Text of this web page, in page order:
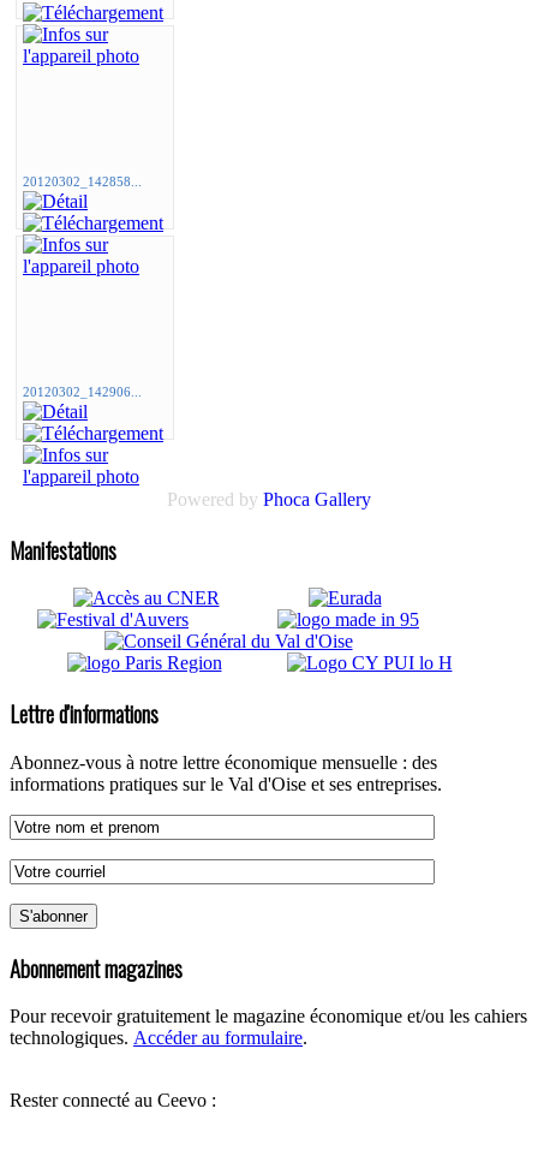
20120302_142858...
20120302_142906...
Powered by Phoca Gallery
Manifestations
Lettre d'informations
Abonnez-vous à notre lettre économique mensuelle : des
informations pratiques sur le Val d'Oise et ses entreprises.
Abonnement magazines
Pour recevoir gratuitement le magazine économique et/ou les cahiers
technologiques. Accéder au formulaire.
Rester connecté au Ceevo :